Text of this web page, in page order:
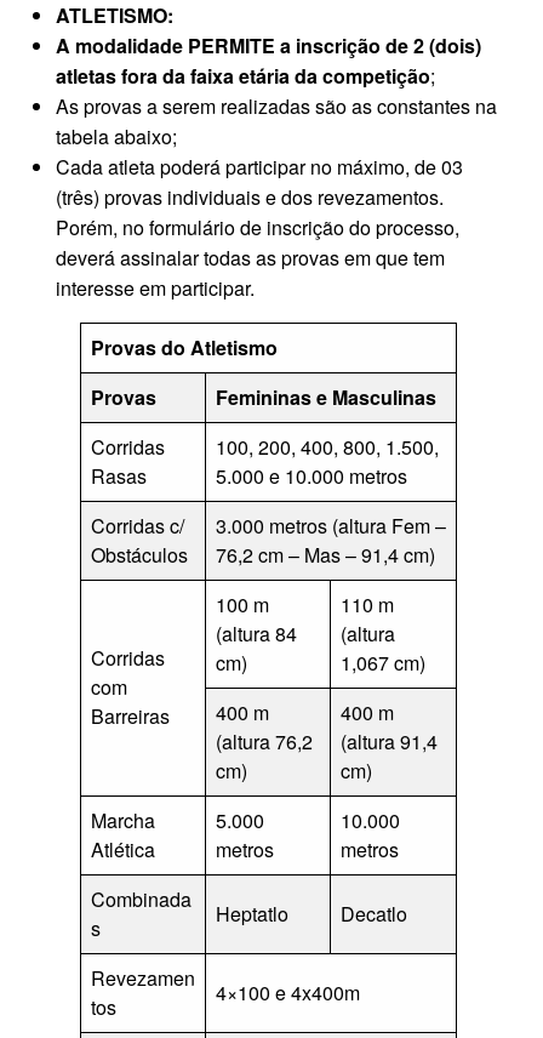
ATLETISMO:
A modalidade PERMITE a inscrição de 2 (dois)
atletas fora da faixa etária da competição;
As provas a serem realizadas são as constantes na
tabela abaixo;
Cada atleta poderá participar no máximo, de 03
(três) provas individuais e dos revezamentos.
Porém, no formulário de inscrição do processo,
deverá assinalar todas as provas em que tem
interesse em participar.
Provas do Atletismo
Provas
Femininas e Masculinas
Corridas
Rasas
100, 200, 400, 800, 1.500,
5.000 e 10.000 metros
Corridas c/
Obstáculos
3.000 metros (altura Fem –
76,2 cm – Mas – 91,4 cm)
Corridas
com
Barreiras
100 m
(altura 84
cm)
110 m
(altura
1,067 cm)
400 m
(altura 76,2
cm)
400 m
(altura 91,4
cm)
Marcha
Atlética
5.000
metros
10.000
metros
Combinada
s
Heptatlo Decatlo
Revezamen
tos
4×100 e 4x400m